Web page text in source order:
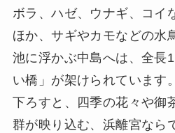
ボラ、ハゼ、ウナギ、コイ
ほか、サギやカモなどの水
池に浮かぶ中島へは、全長
い橋」が架けられています
下ろすと、四季の花々や御
群が映り込む、浜離宮なら